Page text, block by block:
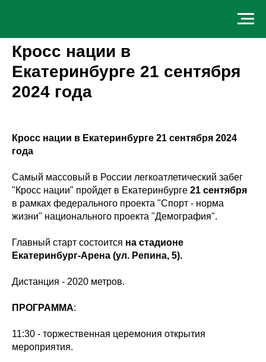
Кросс нации в
Екатеринбурге 21 сентября
2024 года
Кросс нации в Екатеринбурге 21 сентября 2024
года
Самый массовый в России легкоатлетический забег
"Кросс нации" пройдет в Екатеринбурге 21 сентября
в рамках федерального проекта "Спорт - норма
жизни" национального проекта "Демография".
Главный старт состоится на стадионе
Екатеринбург-Арена (ул. Репина, 5).
Дистанция - 2020 метров.
ПРОГРАММА:
11:30 - торжественная церемония открытия
мероприятия.